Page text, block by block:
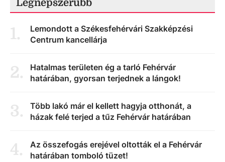
Legnépszerűbb
1.
Lemondott a Székesfehérvári Szakképzési
Centrum kancellárja
2.
Hatalmas területen ég a tarló Fehérvár
határában, gyorsan terjednek a lángok!
3.
Több lakó már el kellett hagyja otthonát, a
házak felé terjed a tűz Fehérvár határában
4.
Az összefogás erejével oltották el a Fehérvár
határában tomboló tüzet!